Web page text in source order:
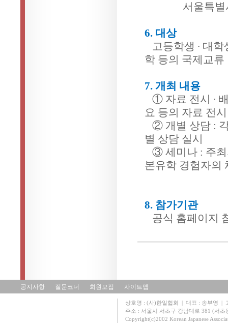
서울특별시
6. 대상
고등학생 ∙ 대
학 등의 국제교류
7. 개최 내용
① 자료 전시 ∙
요 등의 자료 전
② 개별 상담 :
별 상담 실시
③ 세미나 : 주최
본유학 경험자의
8. 참가기관
공식 홈페이지
공지사항 질문코너 회원모집 사이트맵
상호명 : (사)한일협회 | 대표 : 송부영 |
주소 : 서울시 서초구 강남대로 381 (서
Copyright(c)2002 Korean Japanese